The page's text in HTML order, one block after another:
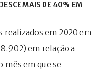
MAIS DE 40% EM
realizados em 2020 em
em relação a
mês em que se